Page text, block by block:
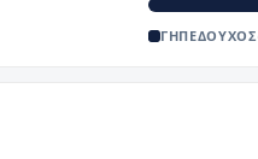
ΓΗΠΕΔΟΥΧΟΣ